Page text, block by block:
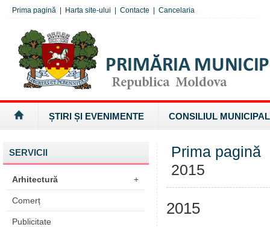
Prima pagină Harta site-ului Contacte Cancelaria
ȘTIRI ȘI EVENIMENTE CONSILIUL MUNICIPAL
SERVICII
Arhitectură +
Comerț
Publicitate
Prima pagină
2015
2015